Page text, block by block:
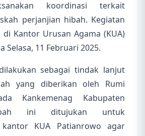
koordinasi terkait
perjanjian hibah. Kegiatan
Kantor Urusan Agama (KUA)
Selasa, 11 Februari 2025.
sebagai tindak lanjut
yang diberikan oleh Rumi
Kankemenag Kabupaten
ini ditujukan untuk
kantor KUA Patianrowo agar